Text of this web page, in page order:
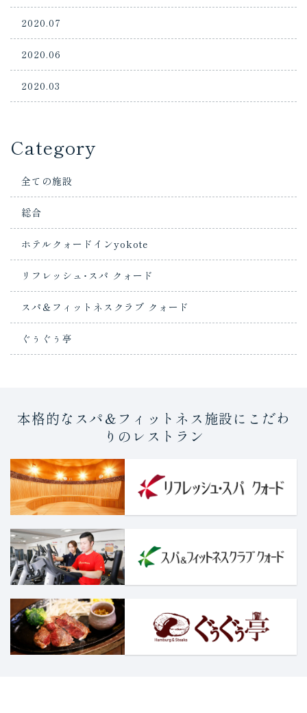
2020.07
2020.06
2020.03
Category
全ての施設
総合
ホテルクォードインyokote
リフレッシュ･スパ クォード
スパ＆フィットネスクラブ クォード
ぐぅぐぅ亭
本格的なスパ＆フィットネス施設にこだわ
りのレストラン